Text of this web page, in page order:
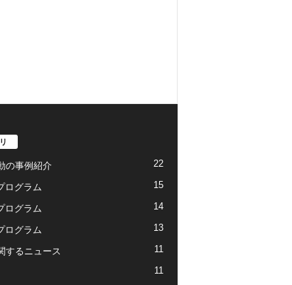
の事例紹介 22
ログラム 15
ログラム 14
ログラム 13
するニュース 11
11